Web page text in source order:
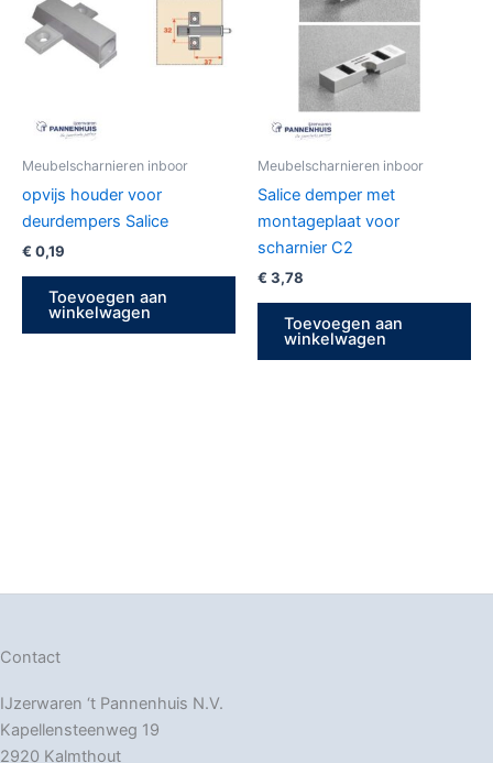
Meubelscharnieren inboor
opvijs houder voor
deurdempers Salice
€ 0,19
Toevoegen aan
winkelwagen
Meubelscharnieren inboor
Salice demper met
montageplaat voor
scharnier C2
€ 3,78
Toevoegen aan
winkelwagen
Contact
IJzerwaren ‘t Pannenhuis N.V.
Kapellensteenweg 19
2920 Kalmthout